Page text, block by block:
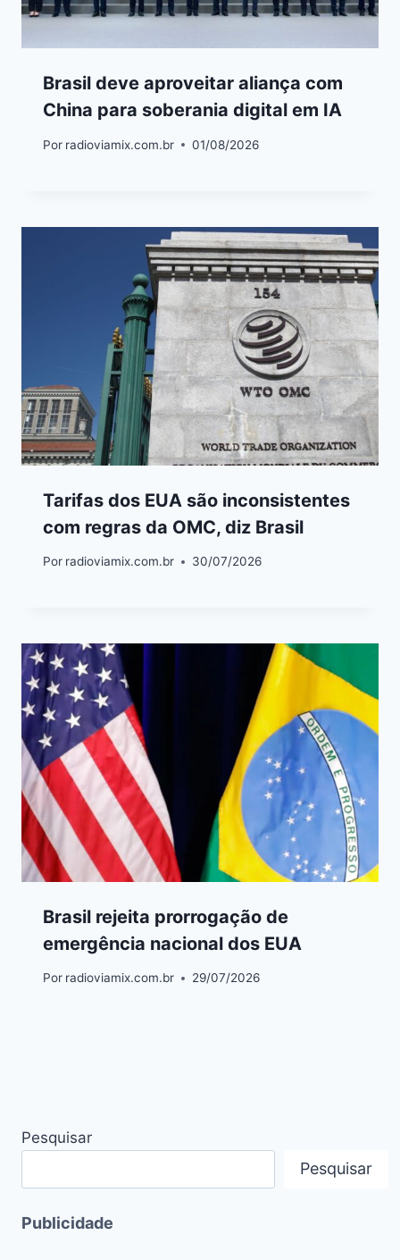
Brasil deve aproveitar aliança com
China para soberania digital em IA
Por radioviamix.com.br 01/08/2026
Tarifas dos EUA são inconsistentes
com regras da OMC, diz Brasil
Por radioviamix.com.br 30/07/2026
Brasil rejeita prorrogação de
emergência nacional dos EUA
Por radioviamix.com.br 29/07/2026
Pesquisar
Pesquisar
Publicidade